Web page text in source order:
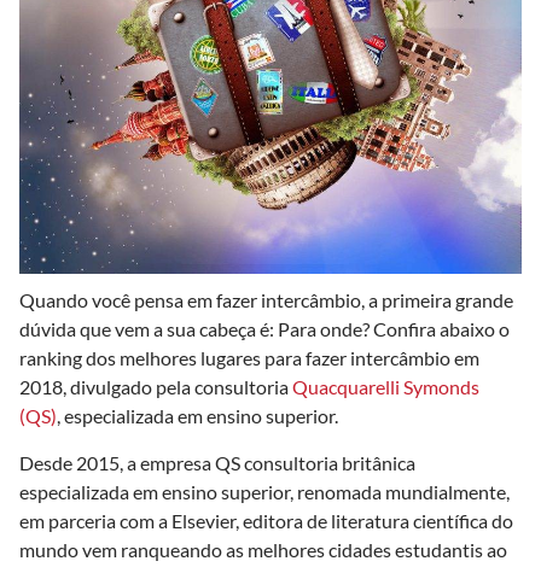
Quando você pensa em fazer intercâmbio, a primeira grande
dúvida que vem a sua cabeça é: Para onde? Confira abaixo o
ranking dos melhores lugares para fazer intercâmbio em
2018, divulgado pela consultoriaQuacquarelli Symonds
(QS), especializada em ensino superior.
Desde 2015, a empresa QS consultoria britânica
especializada em ensino superior, renomada mundialmente,
em parceria com a Elsevier, editora de literatura científica do
mundo vem ranqueando as melhores cidades estudantis ao